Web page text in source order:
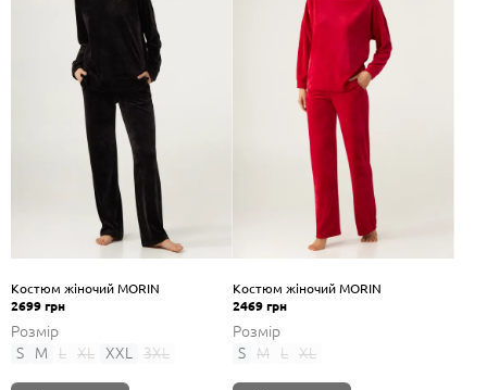
Костюм жіночий MORIN
2699 грн
Розмір
S
M L XL XXL 3XL
Костюм жіночий MORIN
2469 грн
Розмір
S
M L XL